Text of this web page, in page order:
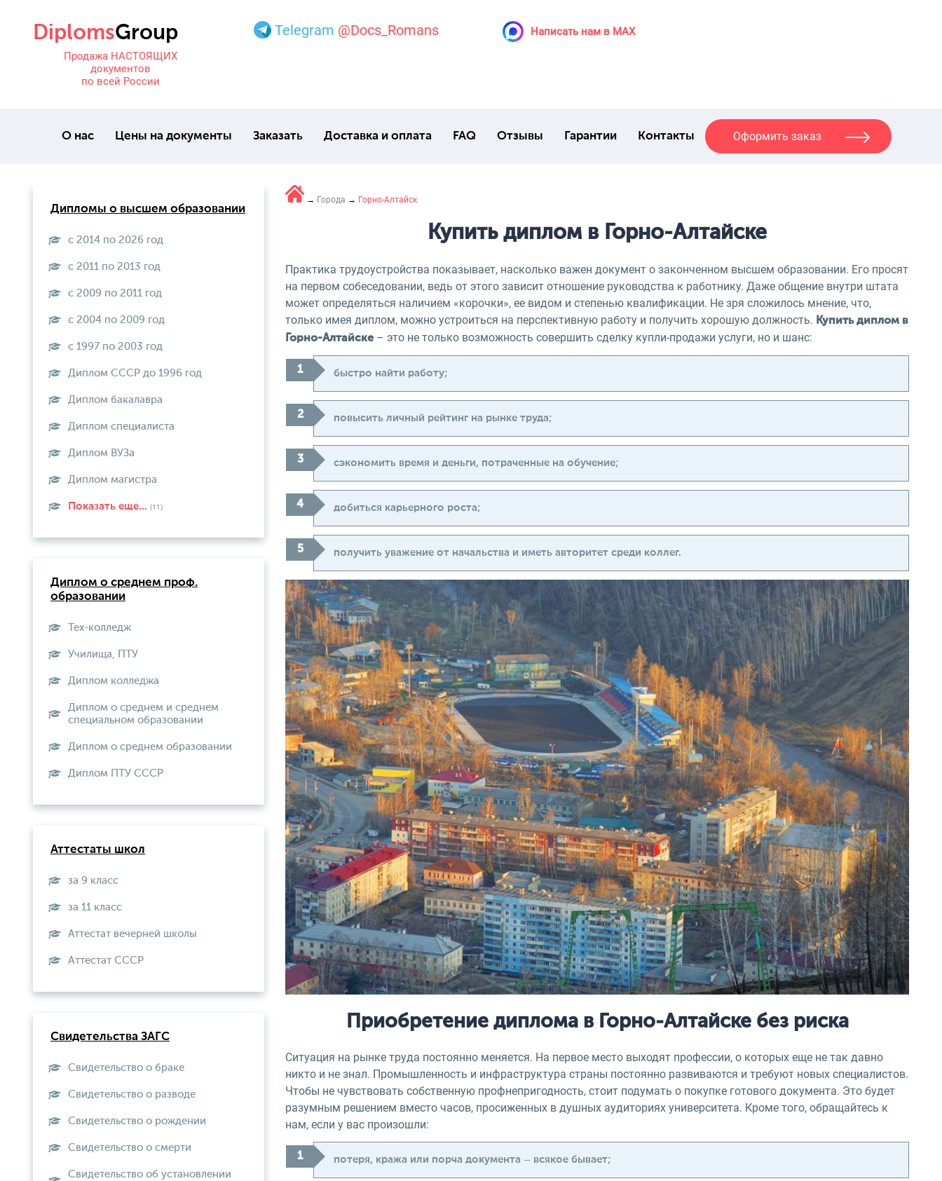
Продажа НАСТОЯЩИХ
документов
по всей России
Telegram @Docs_Romans Написать нам в MAX
О нас Цены на документы Заказать Доставка и оплата FAQ Отзывы Гарантии Контакты Оформить заказ
→ Города → Горно-Алтайск
Купить диплом в Горно-Алтайске
Практика трудоустройства показывает, насколько важен документ о законченном высшем образовании. Его просят
на первом собеседовании, ведь от этого зависит отношение руководства к работнику. Даже общение внутри штата
может определяться наличием «корочки», ее видом и степенью квалификации. Не зря сложилось мнение, что,
только имея диплом, можно устроиться на перспективную работу и получить хорошую должность. Купить диплом в
Горно-Алтайске – это не только возможность совершить сделку купли-продажи услуги, но и шанс:
быстро найти работу;
повысить личный рейтинг на рынке труда;
сэкономить время и деньги, потраченные на обучение;
добиться карьерного роста;
получить уважение от начальства и иметь авторитет среди коллег.
Приобретение диплома в Горно-Алтайске без риска
Ситуация на рынке труда постоянно меняется. На первое место выходят профессии, о которых еще не так давно
никто и не знал. Промышленность и инфраструктура страны постоянно развиваются и требуют новых специалистов.
Чтобы не чувствовать собственную профнепригодность, стоит подумать о покупке готового документа. Это будет
разумным решением вместо часов, просиженных в душных аудиториях университета. Кроме того, обращайтесь к
нам, если у вас произошли:
потеря, кража или порча документа – всякое бывает;
Дипломы о высшем образовании
с 2014 по 2026 год
с 2011 по 2013 год
с 2009 по 2011 год
с 2004 по 2009 год
с 1997 по 2003 год
Диплом СССР до 1996 год
Диплом бакалавра
Диплом специалиста
Диплом ВУЗа
Диплом магистра
Показать еще... (11)
Диплом о среднем проф.
образовании
Тех-колледж
Училища, ПТУ
Диплом колледжа
Диплом о среднем и среднем
специальном образовании
Диплом о среднем образовании
Диплом ПТУ СССР
Аттестаты школ
за 9 класс
за 11 класс
Аттестат вечерней школы
Aттестат СССР
Свидетельства ЗАГС
Свидетельство о браке
Свидетельство о разводе
Свидетельство о рождении
Свидетельство о смерти
Свидетельство об установлении